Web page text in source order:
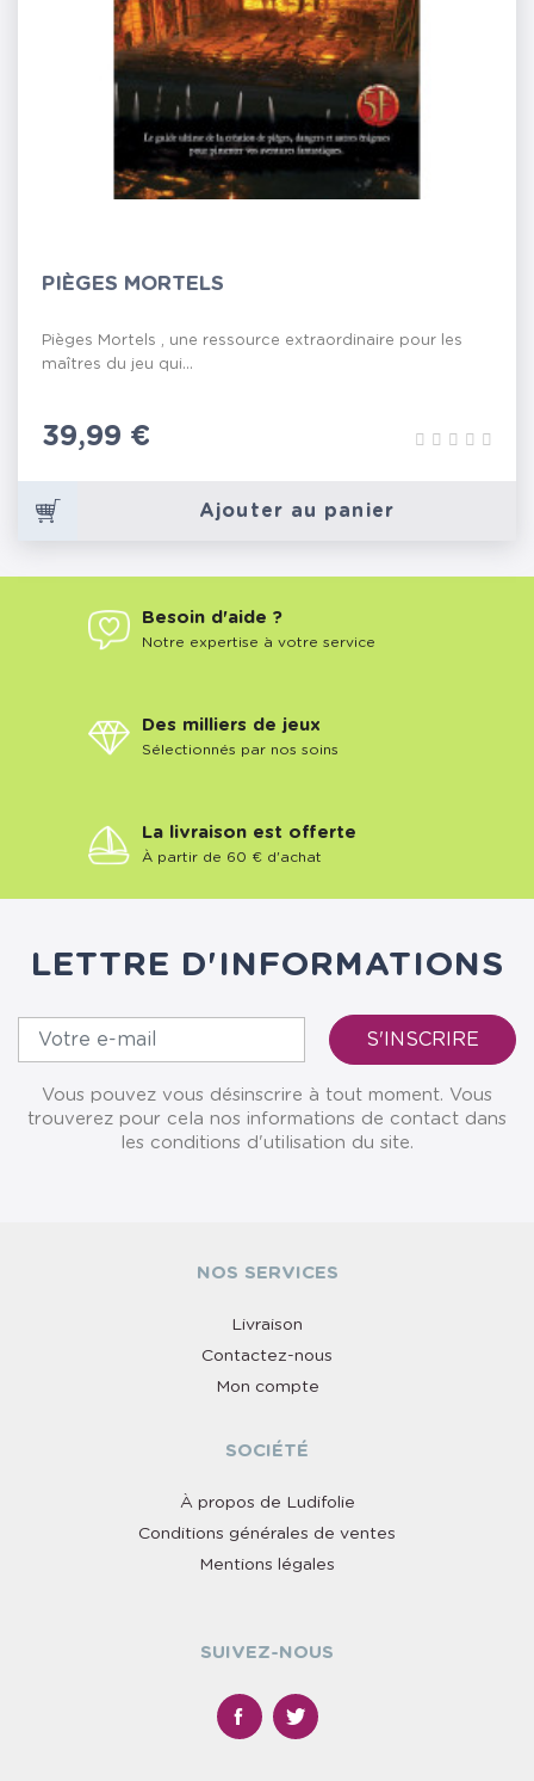
PIÈGES MORTELS
Pièges Mortels , une ressource extraordinaire pour les
maîtres du jeu qui...
Prix
39,99 €
Ajouter au panier
Besoin d'aide ?
Notre expertise à votre service
Des milliers de jeux
Sélectionnés par nos soins
La livraison est offerte
À partir de 60 € d'achat
LETTRE D'INFORMATIONS
Vous pouvez vous désinscrire à tout moment. Vous
trouverez pour cela nos informations de contact dans
les conditions d'utilisation du site.
NOS SERVICES
Livraison
Contactez-nous
Mon compte
SOCIÉTÉ
À propos de Ludifolie
Conditions générales de ventes
Mentions légales
SUIVEZ-NOUS